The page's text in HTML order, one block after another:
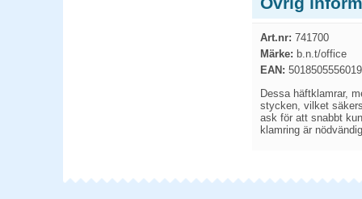
Art.nr: 741700
Märke: b.n.t/office
EAN: 5018505556019
Dessa häftklamrar,
stycken, vilket
ask för att snabbt
klamring är